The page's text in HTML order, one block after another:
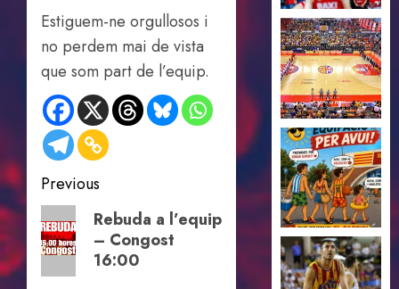
Estiguem-ne orgullosos i
no perdem mai de vista
que som part de l’equip.
Post
navigation
Previous
Previous
post:
Rebuda a l’equip
– Congost
16:00